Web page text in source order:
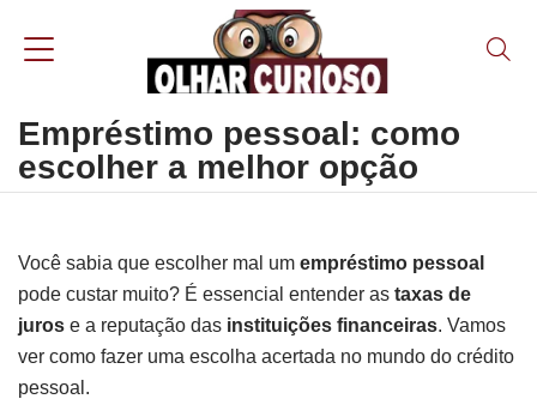
Empréstimo pessoal: como
escolher a melhor opção
Você sabia que escolher mal um empréstimo pessoal
pode custar muito? É essencial entender as taxas de
juros e a reputação das instituições financeiras. Vamos
ver como fazer uma escolha acertada no mundo do crédito
pessoal.